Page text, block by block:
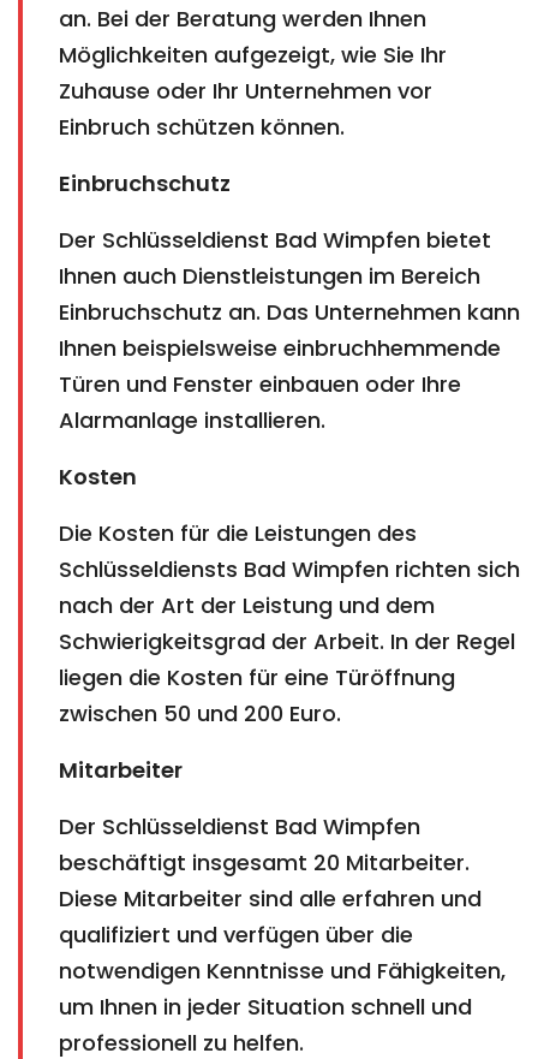
an. Bei der Beratung werden Ihnen
Möglichkeiten aufgezeigt, wie Sie Ihr
Zuhause oder Ihr Unternehmen vor
Einbruch schützen können.
Einbruchschutz
Der Schlüsseldienst Bad Wimpfen bietet
Ihnen auch Dienstleistungen im Bereich
Einbruchschutz an. Das Unternehmen kann
Ihnen beispielsweise einbruchhemmende
Türen und Fenster einbauen oder Ihre
Alarmanlage installieren.
Kosten
Die Kosten für die Leistungen des
Schlüsseldiensts Bad Wimpfen richten sich
nach der Art der Leistung und dem
Schwierigkeitsgrad der Arbeit. In der Regel
liegen die Kosten für eine Türöffnung
zwischen 50 und 200 Euro.
Mitarbeiter
Der Schlüsseldienst Bad Wimpfen
beschäftigt insgesamt 20 Mitarbeiter.
Diese Mitarbeiter sind alle erfahren und
qualifiziert und verfügen über die
notwendigen Kenntnisse und Fähigkeiten,
um Ihnen in jeder Situation schnell und
professionell zu helfen.